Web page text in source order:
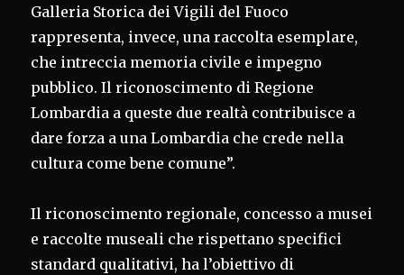
Galleria Storica dei Vigili del Fuoco
rappresenta, invece, una raccolta esemplare,
che intreccia memoria civile e impegno
pubblico. Il riconoscimento di Regione
Lombardia a queste due realtà contribuisce a
dare forza a una Lombardia che crede nella
cultura come bene comune”.
Il riconoscimento regionale, concesso a musei
e raccolte museali che rispettano specifici
standard qualitativi, ha l’obiettivo di